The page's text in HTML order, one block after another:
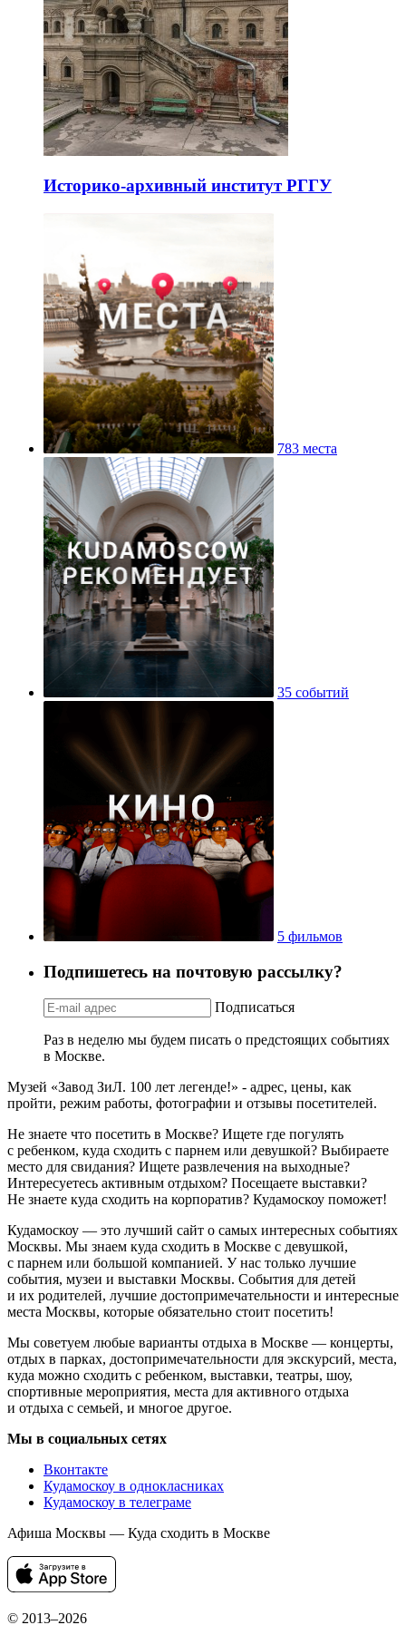
Историко-архивный институт РГГУ
783 места
35 событий
5 фильмов
Подпишетесь на почтовую рассылку?
Подписаться
Раз в неделю мы будем писать о предстоящих событиях
в Москве.
Музей «Завод ЗиЛ. 100 лет легенде!» - адрес, цены, как
пройти, режим работы, фотографии и отзывы посетителей.
Не знаете что посетить в Москве? Ищете где погулять
с ребенком, куда сходить с парнем или девушкой? Выбираете
место для свидания? Ищете развлечения на выходные?
Интересуетесь активным отдыхом? Посещаете выставки?
Не знаете куда сходить на корпоратив? Кудамоскоу поможет!
Кудамоскоу — это лучший сайт о самых интересных событиях
Москвы. Мы знаем куда сходить в Москве с девушкой,
с парнем или большой компанией. У нас только лучшие
события, музеи и выставки Москвы. События для детей
и их родителей, лучшие достопримечательности и интересные
места Москвы, которые обязательно стоит посетить!
Мы советуем любые варианты отдыха в Москве — концерты,
отдых в парках, достопримечательности для экскурсий, места,
куда можно сходить с ребенком, выставки, театры, шоу,
спортивные мероприятия, места для активного отдыха
и отдыха с семьей, и многое другое.
Мы в социальных сетях
Вконтакте
Кудамоскоу в однокласниках
Кудамоскоу в телеграме
Афиша Москвы — Куда сходить в Москве
© 2013–2026